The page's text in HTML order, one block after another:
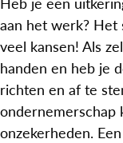
aan het werk?
veel kansen! Als
handen en heb je
richten en af te
ondernemerschap
onzekerheden.